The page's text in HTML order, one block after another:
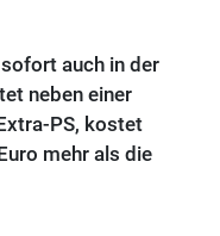
auch in der
neben einer
PS, kostet
mehr als die